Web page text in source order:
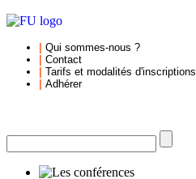
Qui sommes-nous ?
Contact
Tarifs et modalités d'inscriptions
Adhérer